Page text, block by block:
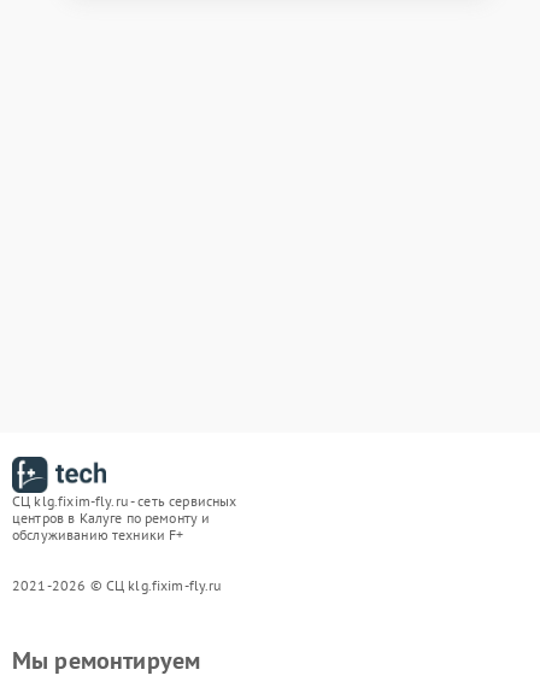
СЦ klg.fixim-fly.ru - сеть сервисных
центров в Калуге по ремонту и
обслуживанию техники F+
2021-2026 © СЦ klg.fixim-fly.ru
Мы ремонтируем